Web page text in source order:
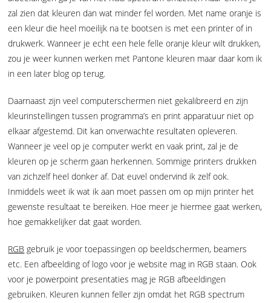
zal zien dat kleuren dan wat minder fel worden. Met name oranje is
een kleur die heel moeilijk na te bootsen is met een printer of in
drukwerk. Wanneer je echt een hele felle oranje kleur wilt drukken,
zou je weer kunnen werken met Pantone kleuren maar daar kom ik
in een later blog op terug.
Daarnaast zijn veel computerschermen niet gekalibreerd en zijn
kleurinstellingen tussen programma’s en print apparatuur niet op
elkaar afgestemd. Dit kan onverwachte resultaten opleveren.
Wanneer je veel op je computer werkt en vaak print, zal je de
kleuren op je scherm gaan herkennen. Sommige printers drukken
van zichzelf heel donker af. Dat euvel ondervind ik zelf ook.
Inmiddels weet ik wat ik aan moet passen om op mijn printer het
gewenste resultaat te bereiken. Hoe meer je hiermee gaat werken,
hoe gemakkelijker dat gaat worden.
RGB gebruik je voor toepassingen op beeldschermen, beamers
etc. Een afbeelding of logo voor je website mag in RGB staan. Ook
voor je powerpoint presentaties mag je RGB afbeeldingen
gebruiken. Kleuren kunnen feller zijn omdat het RGB spectrum